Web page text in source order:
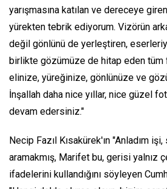
yarışmasına katılan ve dereceye
yürekten tebrik ediyorum. Vizörün
değil gönlünü de yerleştiren,
birlikte gözümüze de hitap eden tüm
elinize, yüreğinize, gönlünüze ve
İnşallah daha nice yıllar, nice güzel
devam edersiniz."
Necip Fazıl Kısakürek'ın "Anladım işi,
aramakmış, Marifet bu, gerisi yalnız
ifadelerini kullandığını söyleyen